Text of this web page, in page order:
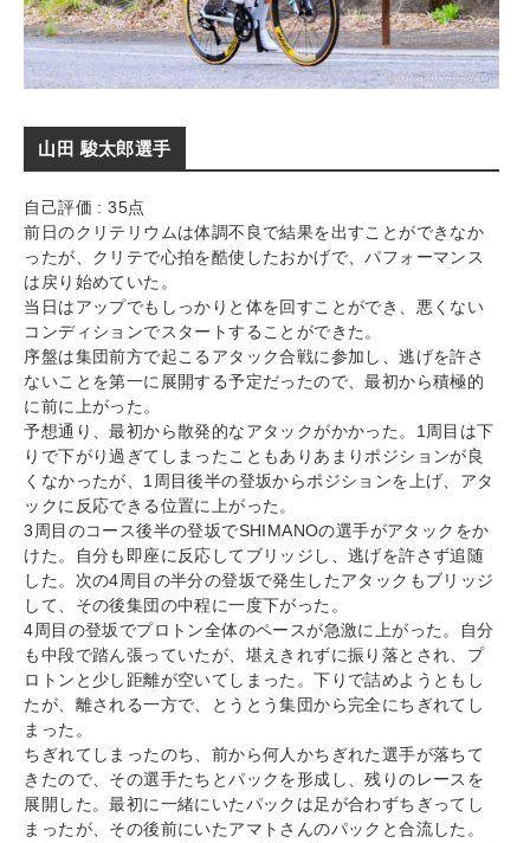
山田 駿太郎選手
自己評価 : 35点
前日のクリテリウムは体調不良で結果を出すことができなか
ったが、クリテで心拍を酷使したおかげで、パフォーマンス
は戻り始めていた。
当日はアップでもしっかりと体を回すことができ、悪くない
コンディションでスタートすることができた。
序盤は集団前方で起こるアタック合戦に参加し、逃げを許さ
ないことを第一に展開する予定だったので、最初から積極的
に前に上がった。
予想通り、最初から散発的なアタックがかかった。1周目は下
りで下がり過ぎてしまったこともありあまりポジションが良
くなかったが、1周目後半の登坂からポジションを上げ、アタ
ックに反応できる位置に上がった。
3周目のコース後半の登坂でSHIMANOの選手がアタックをか
けた。自分も即座に反応してブリッジし、逃げを許さず追随
した。次の4周目の半分の登坂で発生したアタックもブリッジ
して、その後集団の中程に一度下がった。
4周目の登坂でプロトン全体のペースが急激に上がった。自分
も中段で踏ん張っていたが、堪えきれずに振り落とされ、プ
ロトンと少し距離が空いてしまった。下りで詰めようともし
たが、離される一方で、とうとう集団から完全にちぎれてし
まった。
ちぎれてしまったのち、前から何人かちぎれた選手が落ちて
きたので、その選手たちとパックを形成し、残りのレースを
展開した。最初に一緒にいたパックは足が合わずちぎってし
まったが、その後前にいたアマトさんのパックと合流した。